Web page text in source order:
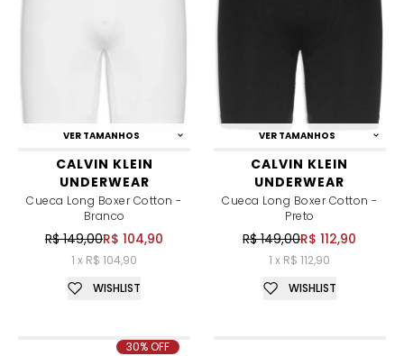
VER TAMANHOS
CALVIN KLEIN
UNDERWEAR
Cueca Long Boxer Cotton -
Branco
R$ 149,00R$ 104,90
1 x R$ 104,90
WISHLIST
VER TAMANHOS
CALVIN KLEIN
UNDERWEAR
Cueca Long Boxer Cotton -
Preto
R$ 149,00R$ 112,90
1 x R$ 112,90
WISHLIST
30% OFF